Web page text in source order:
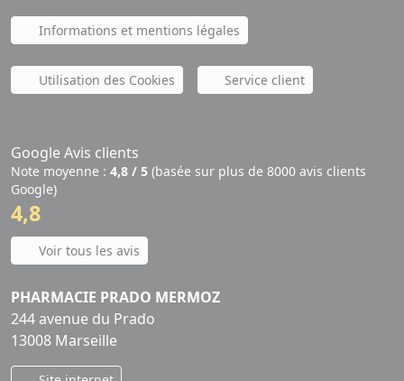
Informations et mentions légales
Utilisation des Cookies Service client
Google Avis clients
Note moyenne : 4,8 / 5 (basée sur plus de 8000 avis clients
Google)
4,8
Voir tous les avis
PHARMACIE PRADO MERMOZ
244 avenue du Prado
13008 Marseille